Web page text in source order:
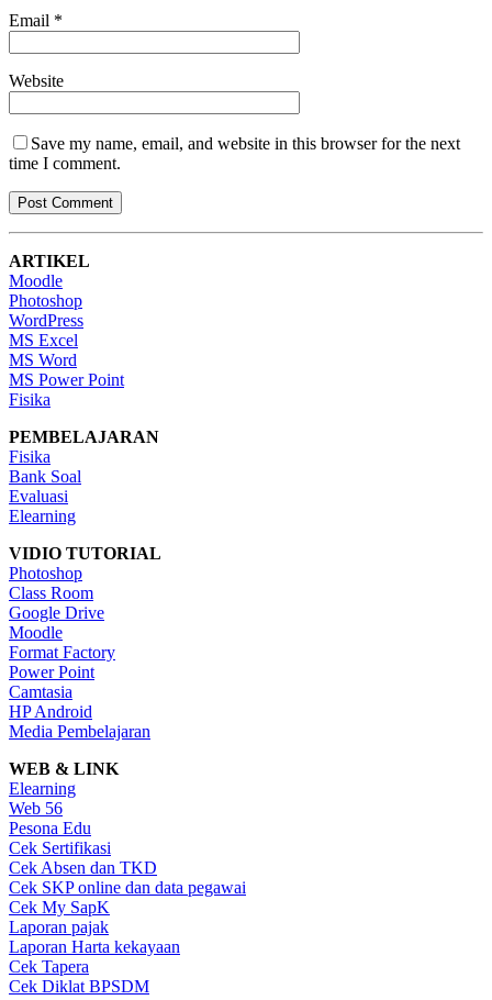
Email *
Website
Save my name, email, and website in this browser for the next
time I comment.
ARTIKEL
Moodle
Photoshop
WordPress
MS Excel
MS Word
MS Power Point
Fisika
PEMBELAJARAN
Fisika
Bank Soal
Evaluasi
Elearning
VIDIO TUTORIAL
Photoshop
Class Room
Google Drive
Moodle
Format Factory
Power Point
Camtasia
HP Android
Media Pembelajaran
WEB & LINK
Elearning
Web 56
Pesona Edu
Cek Sertifikasi
Cek Absen dan TKD
Cek SKP online dan data pegawai
Cek My SapK
Laporan pajak
Laporan Harta kekayaan
Cek Tapera
Cek Diklat BPSDM